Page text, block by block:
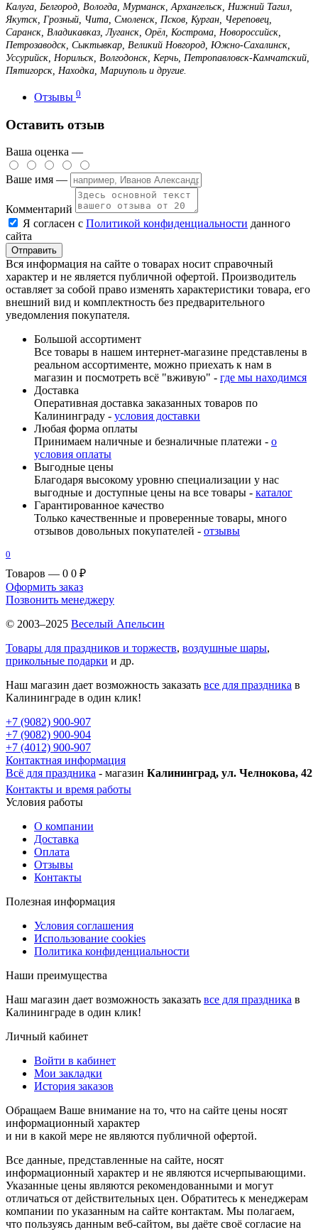
Калуга, Белгород, Вологда, Мурманск, Архангельск, Нижний Тагил,
Якутск, Грозный, Чита, Смоленск, Псков, Курган, Череповец,
Саранск, Владикавказ, Луганск, Орёл, Кострома, Новороссийск,
Петрозаводск, Сыктывкар, Великий Новгород, Южно-Сахалинск,
Уссурийск, Норильск, Волгодонск, Керчь, Петропавловск-Камчатский,
Пятигорск, Находка, Мариуполь и другие.
Отзывы 0
Оставить отзыв
Ваша оценка —
Ваше имя —
Комментарий
Я согласен с Политикой конфиденциальности данного
сайта
Вся информация на сайте о товарах носит справочный
характер и не является публичной офертой. Производитель
оставляет за собой право изменять характеристики товара, его
внешний вид и комплектность без предварительного
уведомления покупателя.
Большой ассортимент
Все товары в нашем интернет-магазине представлены в
реальном ассортименте, можно приехать к нам в
магазин и посмотреть всё "вживую" - где мы находимся
Доставка
Оперативная доставка заказанных товаров по
Калининграду - условия доставки
Любая форма оплаты
Принимаем наличные и безналичные платежи - о
условия оплаты
Выгодные цены
Благодаря высокому уровню специализации у нас
выгодные и доступные цены на все товары - каталог
Гарантированное качество
Только качественные и проверенные товары, много
отзывов довольных покупателей - отзывы
0
Товаров — 0 0 ₽
Оформить заказ
Позвонить менеджеру
© 2003–2025 Веселый Апельсин
Товары для праздников и торжеств, воздушные шары,
прикольные подарки и др.
Наш магазин дает возможность заказать все для праздника в
Калининграде в один клик!
+7 (9082) 900-907
+7 (9082) 900-904
+7 (4012) 900-907
Контактная информация
Всё для праздника - магазин Калининград, ул. Челнокова, 42
Контакты и время работы
Условия работы
О компании
Доставка
Оплата
Отзывы
Контакты
Полезная информация
Условия соглашения
Использование cookies
Политика конфиденциальности
Наши преимущества
Наш магазин дает возможность заказать все для праздника в
Калининграде в один клик!
Личный кабинет
Войти в кабинет
Мои закладки
История заказов
Обращаем Ваше внимание на то, что на сайте цены носят
информационный характер
и ни в какой мере не являются публичной офертой.
Все данные, представленные на сайте, носят
информационный характер и не являются исчерпывающими.
Указанные цены являются рекомендованными и могут
отличаться от действительных цен. Обратитесь к менеджерам
компании по указанным на сайте контактам. Мы полагаем,
что пользуясь данным веб-сайтом, вы даёте своё согласие на